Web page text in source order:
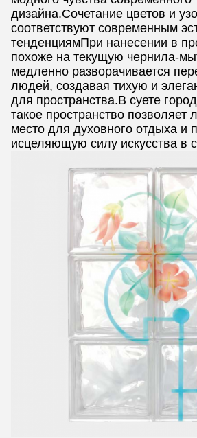
дизайна.Сочетание цветов и
соответствуют современным
тенденциямПри нанесении в
похоже на текущую чернила-
медленно разворачивается
людей, создавая тихую и
для пространства.В суете
такое пространство позволяет
место для духовного отдыха и
исцеляющую силу искусства в